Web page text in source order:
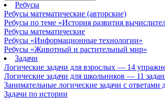
Ребусы
Ребусы математические (авторские)
Ребусы по теме «История развития
Ребусы математические
Ребусы «Информационные технологии»
Ребусы «Животный и растительный мир»
Задачи
Логические задачи для взрослых — 14
Логические задачи для школьников — 11
Занимательные логические задачи с ответами
Задачи по истории